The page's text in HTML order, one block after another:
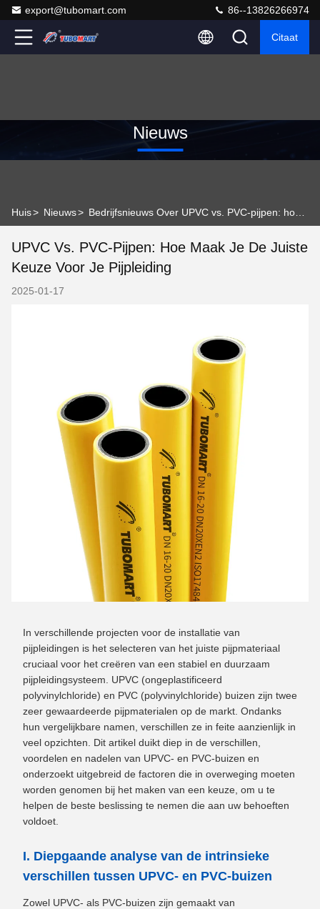
export@tubomart.com 86--13826266974
Citaat
Nieuws
Huis> Nieuws>
UPVC Vs. PVC-Pijpen: Hoe Maak Je De Juiste
Keuze Voor Je Pijpleiding
2025-01-17
In verschillende projecten voor de installatie van
pijpleidingen is het selecteren van het juiste pijpmateriaal
cruciaal voor het creëren van een stabiel en duurzaam
pijpleidingsysteem. UPVC (ongeplastificeerd
polyvinylchloride) en PVC (polyvinylchloride) buizen zijn twee
zeer gewaardeerde pijpmaterialen op de markt. Ondanks
hun vergelijkbare namen, verschillen ze in feite aanzienlijk in
veel opzichten. Dit artikel duikt diep in de verschillen,
voordelen en nadelen van UPVC- en PVC-buizen en
onderzoekt uitgebreid de factoren die in overweging moeten
worden genomen bij het maken van een keuze, om u te
helpen de beste beslissing te nemen die aan uw behoeften
voldoet.
I. Diepgaande analyse van de intrinsieke
verschillen tussen UPVC- en PVC-buizen
Zowel UPVC- als PVC-buizen zijn gemaakt van